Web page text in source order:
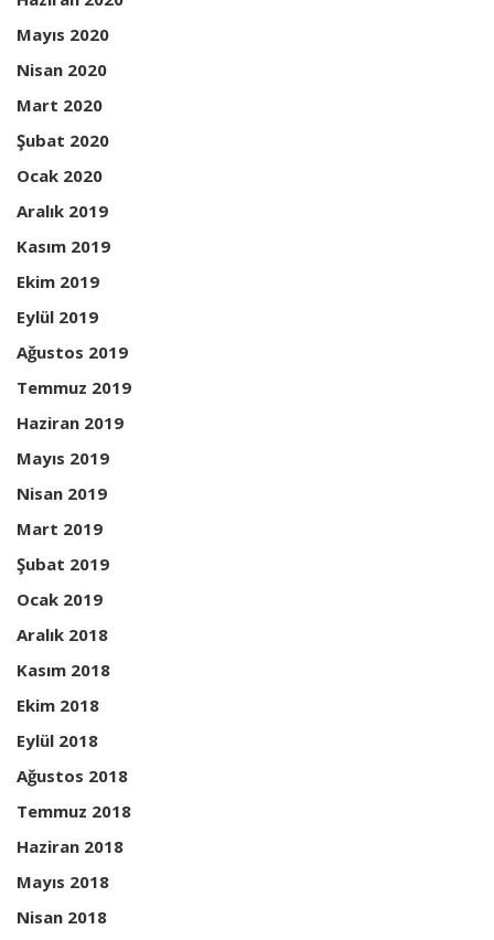
Mayıs 2020
Nisan 2020
Mart 2020
Şubat 2020
Ocak 2020
Aralık 2019
Kasım 2019
Ekim 2019
Eylül 2019
Ağustos 2019
Temmuz 2019
Haziran 2019
Mayıs 2019
Nisan 2019
Mart 2019
Şubat 2019
Ocak 2019
Aralık 2018
Kasım 2018
Ekim 2018
Eylül 2018
Ağustos 2018
Temmuz 2018
Haziran 2018
Mayıs 2018
Nisan 2018